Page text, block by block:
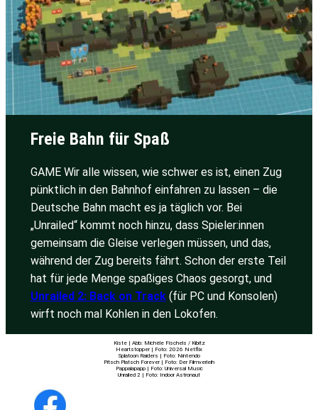
Freie Bahn für Spaß
GAME Wir alle wissen, wie schwer es ist, einen Zug
pünktlich in den Bahnhof einfahren zu lassen – die
Deutsche Bahn macht es ja täglich vor. Bei
„Unrailed“ kommt noch hinzu, dass Spieler:innen
gemeinsam die Gleise verlegen müssen, und das,
während der Zug bereits fährt. Schon der erste Teil
hat für jede Menge spaßiges Chaos gesorgt, und
Unrailed 2: Back on Track(für PC und Konsolen)
wirft noch mal Kohlen in den Lokofen.
Kiste | Abb: Michèle Fischels / Kibitz
Heartstopper | Foto: 2026 Netflix
Splatoon Raiders | Foto: Nintendo
Pitsch Platsch Forever | Foto: Der Filmverleih
Pappalapapp | Foto: Universal Music
Unrailed 2 | Foto: Indoor Astronaut